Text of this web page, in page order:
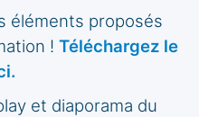
éléments proposés
! Téléchargez le
et diaporama du